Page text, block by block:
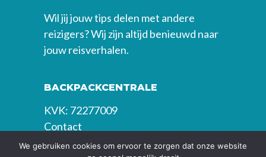
Wil jij jouw tips delen met andere
reizigers? Wij zijn altijd benieuwd naar
jouw reisverhalen.
BACKPACKCENTRALE
KVK: 72277009
Contact
We gebruiken cookies om ervoor te zorgen dat onze website